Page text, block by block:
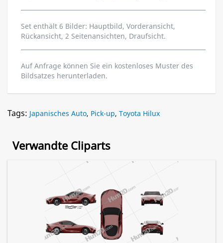
Set enthält 6 Bilder: Hauptbild, Vorderansicht,
Rückansicht, 2 Seitenansichten, Draufsicht.
Auf Anfrage können Sie ein kostenloses Muster des
Bildsatzes herunterladen.
Tags: Japanisches Auto, Pick-up, Toyota Hilux
Verwandte Cliparts